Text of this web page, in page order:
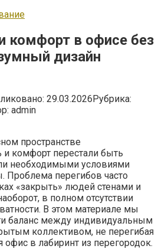
комфорт в офисе без
дизайн
29.03.2026Рубрика:
admin
пространстве
комфорт перестали быть
необходимыми условиями
Проблема перегибов часто
«закрыть» людей стенами и
в полном отсутствии
В этом материале мы
баланс между индивидуальным
коллективом, не перегибая
офис в лабиринт из перегородок.